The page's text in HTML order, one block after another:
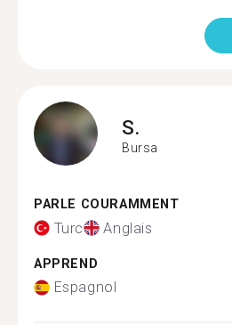
S.
Bursa
PARLE COURAMMENT
Turc Anglais
APPREND
Espagnol